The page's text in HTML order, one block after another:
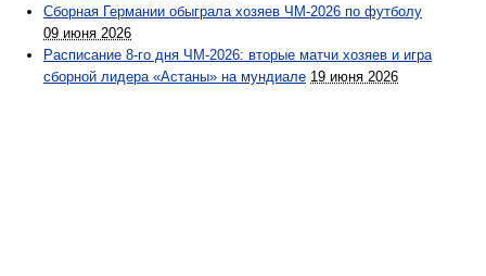
Сборная Германии обыграла хозяев ЧМ-2026 по футболу
09 июня 2026
Расписание 8-го дня ЧМ-2026: вторые матчи хозяев и игра
сборной лидера «Астаны» на мундиале 19 июня 2026